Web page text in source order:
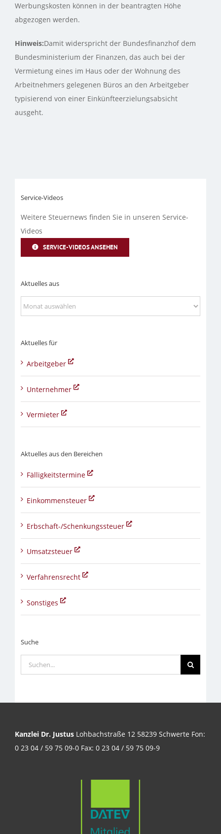
Werbungskosten können in der beantragten Höhe
abgezogen werden.
Hinweis:Damit widerspricht der Bundesfinanzhof dem
Bundesministerium der Finanzen, das auch bei der
Vermietung eines im Haus oder der Wohnung des
Arbeitnehmers gelegenen Büros an den Arbeitgeber
typisierend von einer Einkünfteerzielungsabsicht
ausgeht.
Service-Videos
Weitere Steuernews finden Sie in unseren Service-
Videos
SERVICE-VIDEOS ANSEHEN
Aktuelles aus
Aktuelles
aus
Aktuelles für
Arbeitgeber
Unternehmer
Vermieter
Aktuelles aus den Bereichen
Fälligkeitstermine
Einkommensteuer
Erbschaft-/Schenkungssteuer
Umsatzsteuer
Verfahrensrecht
Sonstiges
Suche
Suche
nach:
Kanzlei Dr. Justus Lohbachstraße 12 58239 Schwerte Fon:
0 23 04 / 59 75 09-0 Fax: 0 23 04 / 59 75 09-9